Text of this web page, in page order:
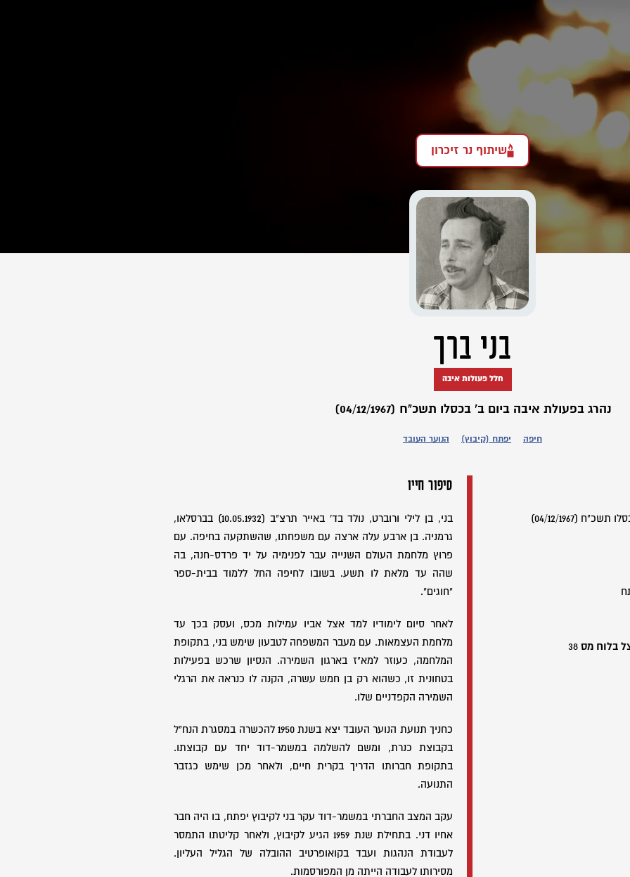
שיתוף נר זיכרון
בני ברך
חלל פעולות איבה
נהרג בפעולת איבה ביום ב' בכסלו תשכ"ח (04/12/1967)
חיפה יפתח (קיבוץ) הנוער העובד
(04/12/1967)
בלוח מס 38
סיפור חייו
בני, בן לילי ורוברט, נולד בד' באייר תרצ"ב (10.05.1932) בברסלאו,
גרמניה. בן ארבע עלה ארצה עם משפחתו, שהשתקעה בחיפה. עם
פרוץ מלחמת העולם השנייה עבר לפנימיה על יד פרדס-חנה, בה
שהה עד מלאת לו תשע. בשובו לחיפה החל ללמוד בבית-ספר
"חוגים".
לאחר סיום לימודיו למד אצל אביו עמילות מכס, ועסק בכך עד
מלחמת העצמאות. עם מעבר המשפחה לטבעון שימש בני, בתקופת
המלחמה, כעוזר למא"ז בארגון השמירה. הנסיון שרכש בפעילות
בטחונית זו, כשהוא רק בן חמש עשרה, הקנה לו כנראה את הרגלי
השמירה הקפדניים שלו.
כחניך תנועת הנוער העובד יצא בשנת 1950 להכשרה במסגרת הנח"ל
בקבוצת כנרת, ומשם להשלמה במשמר-דוד יחד עם קבוצתו.
בתקופת חברותו הדריך בקרית חיים, ולאחר מכן שימש כגזבר
התנועה.
עקב המצב החברתי במשמר-דוד עקר בני לקיבוץ יפתח, בו היה חבר
אחיו דני. בתחילת שנת 1959 הגיע לקיבוץ, ולאחר קליטתו התמסר
לעבודת הנהגות ועבד בקואופרטיב ההובלה של הגליל העליון.
מסירותו לעבודה הייתה מן המפורסמות.